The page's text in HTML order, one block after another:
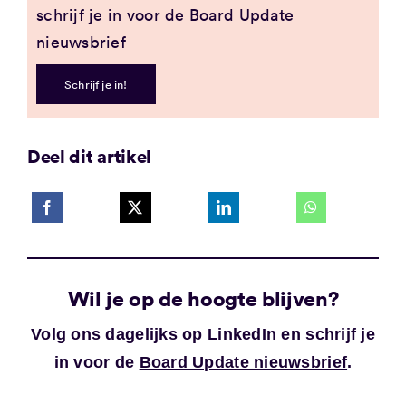
schrijf je in voor de Board Update
nieuwsbrief
Schrijf je in!
Deel dit artikel
Wil je op de hoogte blijven?
Volg ons dagelijks op LinkedIn en schrijf je
in voor de Board Update nieuwsbrief.